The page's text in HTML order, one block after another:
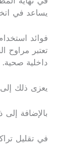
يساعد في
فوائد
تعتبر مراوح
داخلية صحية.
يعزى ذلك
بالإضافة
في تقليل